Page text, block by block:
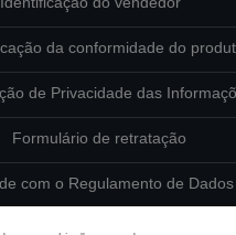
da conformidade do
de Privacidade das
Formulário de retratação
com o Regulamento de